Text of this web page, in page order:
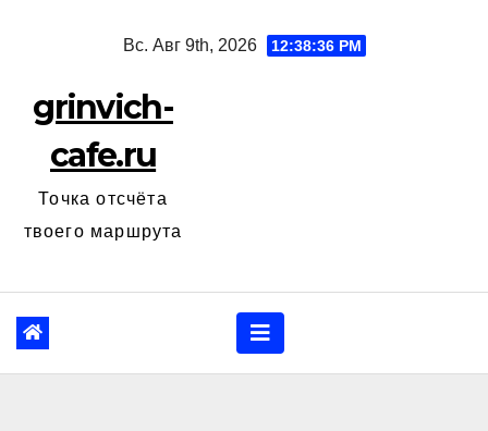
Вс. Авг 9th, 2026 12:38:37 PM
grinvich-
cafe.ru
Точка отсчёта
твоего маршрута